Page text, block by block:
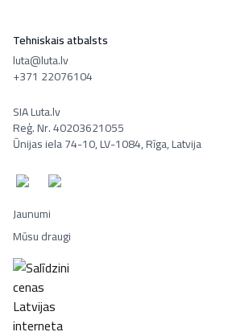
Tehniskais atbalsts
luta@luta.lv
+371 22076104
SIA Luta.lv
Reģ. Nr. 40203621055
Ūnijas iela 74-10, LV-1084, Rīga, Latvija
Jaunumi
Mūsu draugi